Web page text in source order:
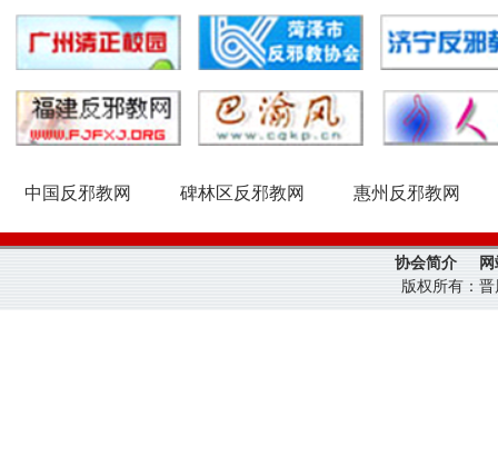
中国反邪教网 碑林区反邪教网 惠州反邪教网
协会简介
版权所有：